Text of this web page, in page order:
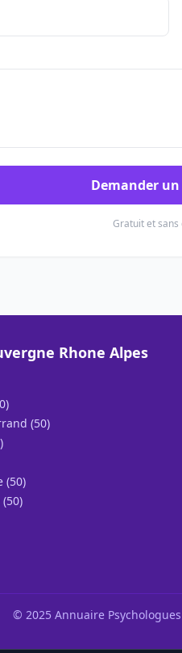
Demander
Gratuit et
Rhone Alpes
(50)
(50)
© 2025 Annuaire